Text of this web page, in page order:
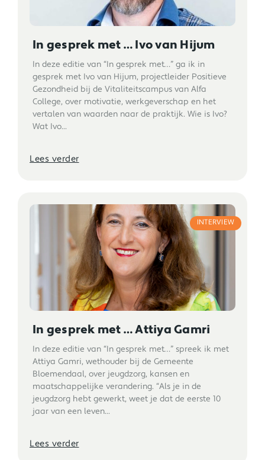
In gesprek met … Ivo van Hijum
In deze editie van “In gesprek met…” ga ik in
gesprek met Ivo van Hijum, projectleider Positieve
Gezondheid bij de Vitaliteitscampus van Alfa
College, over motivatie, werkgeverschap en het
vertalen van waarden naar de praktijk. Wie is Ivo?
Wat Ivo...
Lees verder
INTERVIEW
In gesprek met … Attiya Gamri
In deze editie van “In gesprek met…” spreek ik met
Attiya Gamri, wethouder bij de Gemeente
Bloemendaal, over jeugdzorg, kansen en
maatschappelijke verandering. “Als je in de
jeugdzorg hebt gewerkt, weet je dat de eerste 10
jaar van een leven...
Lees verder